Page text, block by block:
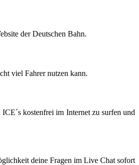
der Deutschen Bahn.
viel Fahrer nutzen kann.
kostenfrei im Internet zu surfen und
deine Fragen im Live Chat sofort